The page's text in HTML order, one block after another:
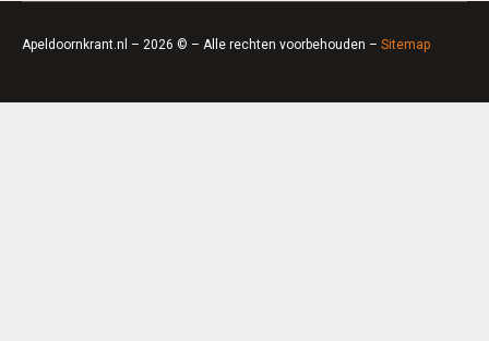
Apeldoornkrant.nl – 2026 © – Alle rechten voorbehouden – Sitemap